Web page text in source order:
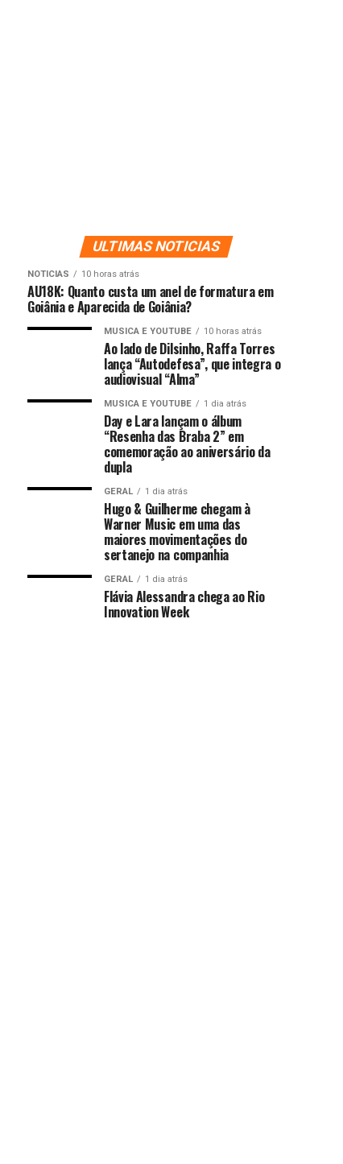
ULTIMAS NOTICIAS
NOTICIAS 10 horas atrás
AU18K: Quanto custa um anel de formatura em
Goiânia e Aparecida de Goiânia?
MUSICA E YOUTUBE 10 horas atrás
Ao lado de Dilsinho, Raffa Torres
lança “Autodefesa”, que integra o
audiovisual “Alma”
MUSICA E YOUTUBE 1 dia atrás
Day e Lara lançam o álbum
“Resenha das Braba 2” em
comemoração ao aniversário da
dupla
GERAL 1 dia atrás
Hugo & Guilherme chegam à
Warner Music em uma das
maiores movimentações do
sertanejo na companhia
GERAL 1 dia atrás
Flávia Alessandra chega ao Rio
Innovation Week